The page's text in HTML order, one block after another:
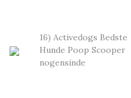
16) Activedogs Bedste
Hunde Poop Scooper
nogensinde